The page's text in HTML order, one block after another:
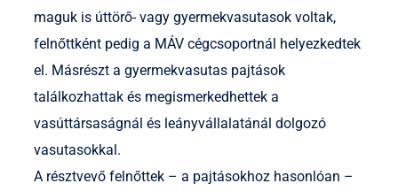
maguk is úttörő- vagy gyermekvasutasok voltak,
felnőttként pedig a MÁV cégcsoportnál helyezkedtek
el. Másrészt a gyermekvasutas pajtások
találkozhattak és megismerkedhettek a
vasúttársaságnál és leányvállalatánál dolgozó
vasutasokkal.
A résztvevő felnőttek – a pajtásokhoz hasonlóan –